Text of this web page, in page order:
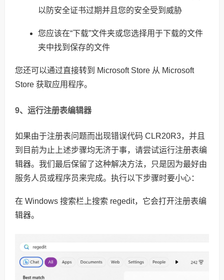
以防安全证书过期并且您的安全受到威胁
您应该在“下载”文件夹或您选择用于下载的文件
夹中找到保存的文件
您还可以通过直接转到 Microsoft Store 从 Microsoft
Store 获取应用程序。
9、运行注册表编辑器
如果由于注册表问题而出现错误代码 CLR20R3，并且
到目前为止上述步骤均无济于事，请尝试运行注册表编
辑器。我们最后保留了这种解决方法，只是因为最好由
服务人员或程序员来完成。执行以下步骤时要小心：
在 Windows 搜索栏上搜索 regedit，它会打开注册表编
辑器。